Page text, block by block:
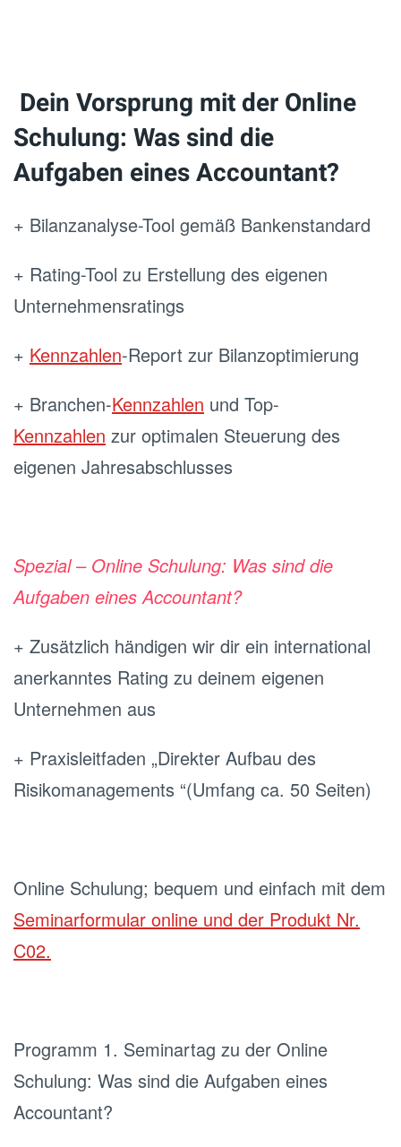
Dein Vorsprung mit der Online
Schulung: Was sind die
Aufgaben eines Accountant?
+ Bilanzanalyse-Tool gemäß Bankenstandard
+ Rating-Tool zu Erstellung des eigenen
Unternehmensratings
+ Kennzahlen-Report zur Bilanzoptimierung
+ Branchen-Kennzahlen und Top-
Kennzahlen zur optimalen Steuerung des
eigenen Jahresabschlusses
Spezial – Online Schulung: Was sind die
Aufgaben eines Accountant?
+ Zusätzlich händigen wir dir ein international
anerkanntes Rating zu deinem eigenen
Unternehmen aus
+ Praxisleitfaden „Direkter Aufbau des
Risikomanagements “(Umfang ca. 50 Seiten)
Online Schulung; bequem und einfach mit dem
Seminarformular online und der Produkt Nr.
C02.
Programm 1. Seminartag zu der Online
Schulung: Was sind die Aufgaben eines
Accountant?